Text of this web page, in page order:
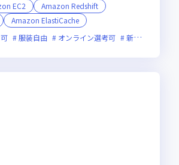
EC2
Amazon Redshift
Amazon ElastiCache
服装自由 オンライン選考可 新技術に積極的